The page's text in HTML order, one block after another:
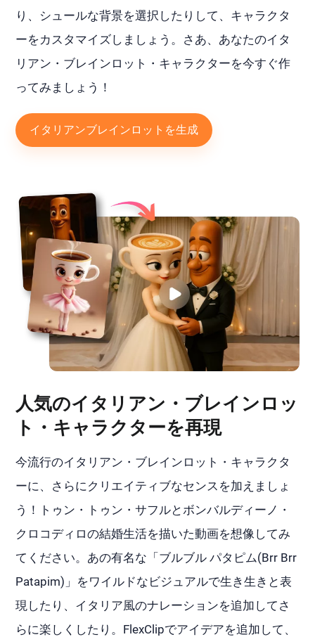
り、シュールな背景を選択したりして、キャラクタ
ーをカスタマイズしましょう。さあ、あなたのイタ
リアン・ブレインロット・キャラクターを今すぐ作
ってみましょう！
イタリアンブレインロットを生成
人気のイタリアン・ブレインロッ
ト・キャラクターを再現
今流行のイタリアン・ブレインロット・キャラクタ
ーに、さらにクリエイティブなセンスを加えましょ
う！トゥン・トゥン・サフルとボンバルディーノ・
クロコディロの結婚生活を描いた動画を想像してみ
てください。あの有名な「ブルブル パタピム(Brr Brr
Patapim)」をワイルドなビジュアルで生き生きと表
現したり、イタリア風のナレーションを追加してさ
らに楽しくしたり。FlexClipでアイデアを追加して、